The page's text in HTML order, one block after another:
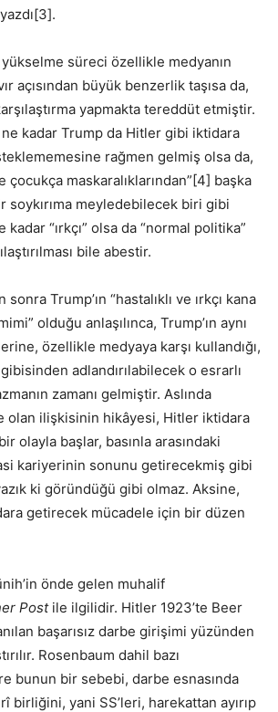
süreci özellikle medyanın
açısından büyük benzerlik taşısa da,
yapmakta tereddüt etmiştir.
kadar Trump da Hitler gibi iktidara
rağmen gelmiş olsa da,
maskaralıklarından”[4] başka
soykırıma meyledebilecek biri gibi
“ırkçı” olsa da “normal politika”
bile abestir.
Trump’ın “hastalıklı ve ırkçı kana
olduğu anlaşılınca, Trump’ın aynı
özellikle medyaya karşı kullandığı,
adlandırılabilecek o esrarlı
zamanı gelmiştir. Aslında
olan ilişkisinin hikâyesi, Hitler iktidara
olayla başlar, basınla arasındaki
kariyerinin sonunu getirecekmiş gibi
ki göründüğü gibi olmaz. Aksine,
getirecek mücadele için bir düzen
önde gelen muhalif
Postile ilgilidir. Hitler 1923’te Beer
başarısız darbe girişimi yüzünden
Rosenbaum dahil bazı
bunun bir sebebi, darbe esnasında
birliğini, yani SS’leri, harekattan ayırıp